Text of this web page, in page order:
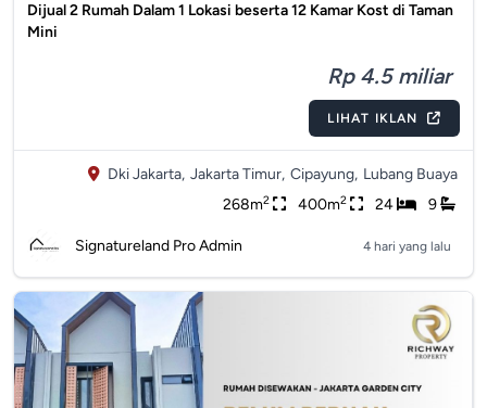
Dijual 2 Rumah Dalam 1 Lokasi beserta 12 Kamar Kost di Taman
Mini
Rp 4.5 miliar
LIHAT IKLAN
Dki Jakarta, Jakarta Timur, Cipayung, Lubang Buaya
268m2 400m2 24 9
Signatureland Pro Admin 4 hari yang lalu